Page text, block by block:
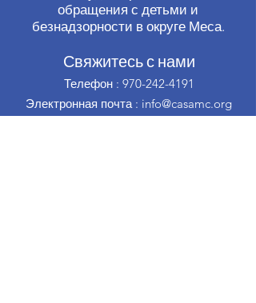
обращения с детьми и
безнадзорности в округе Меса.
Свяжитесь с нами
Телефон: 970-242-4191
Электронная почта: info@casamc.org